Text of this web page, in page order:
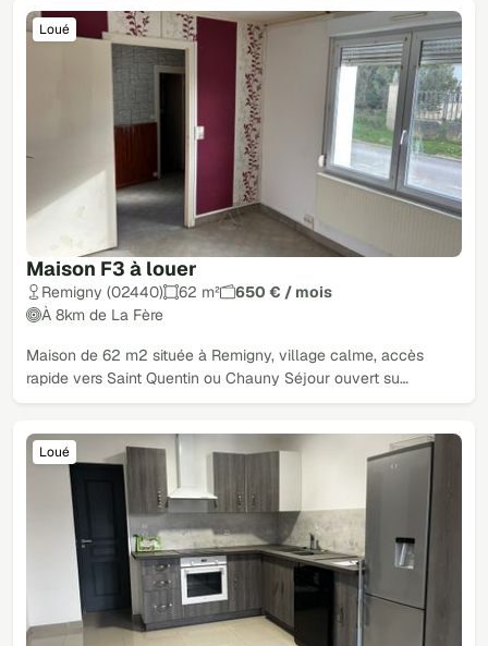
Maison F3 à louer
Loué
Remigny (02440) 62 m²
650 € / mois
À 8km de La Fère
Maison de 62 m2 située à Remigny, village calme, accès
rapide vers Saint Quentin ou Chauny Séjour ouvert su…
Loué